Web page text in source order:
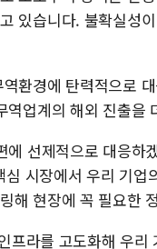
있습니다. 불확실성
환경에 탄력적으로
역업계의 해외 진출을
에 선제적으로 대응하
시장에서 우리 기
해 현장에 꼭 필요한
프라를 고도화해 우